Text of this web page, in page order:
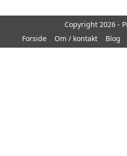
Copyright 2026 -
Forside
Om / kontakt Blog